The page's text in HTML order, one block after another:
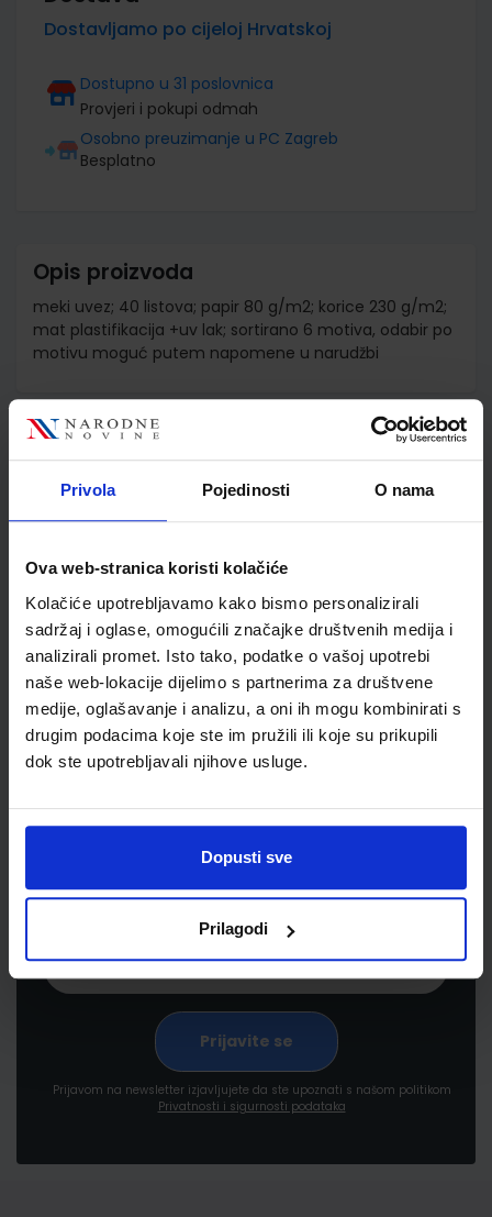
Privola Pojedinosti O nama
Ova web-stranica koristi kolačiće
Kolačiće upotrebljavamo kako bismo personalizirali
sadržaj i oglase, omogućili značajke društvenih medija i
analizirali promet. Isto tako, podatke o vašoj upotrebi
naše web-lokacije dijelimo s partnerima za društvene
medije, oglašavanje i analizu, a oni ih mogu kombinirati s
drugim podacima koje ste im pružili ili koje su prikupili
dok ste upotrebljavali njihove usluge.
Dopusti sve
Prilagodi
Dostavljamo po cijeloj Hrvatskoj
Dostupno u 31 poslovnica
Provjeri i pokupi odmah
Osobno preuzimanje u PC Zagreb
Besplatno
Opis proizvoda
meki uvez; 40 listova; papir 80 g/m2; korice 230 g/m2;
mat plastifikacija +uv lak; sortirano 6 motiva, odabir po
motivu moguć putem napomene u narudžbi
Detalji proizvoda
Šifra proizvoda
518387
Jedinična mjera
Newsletter prijava
Prijavite se kako bi primali informacije o novim
pogodnostima
Prijavom na newsletter izjavljujete da ste upoznati s našom politikom
Privatnosti i sigurnosti podataka